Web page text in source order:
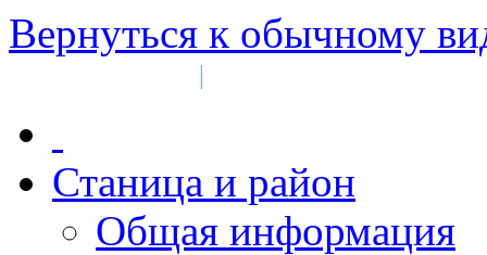
Вернуться к обычному
|
Станица и район
Общая информация